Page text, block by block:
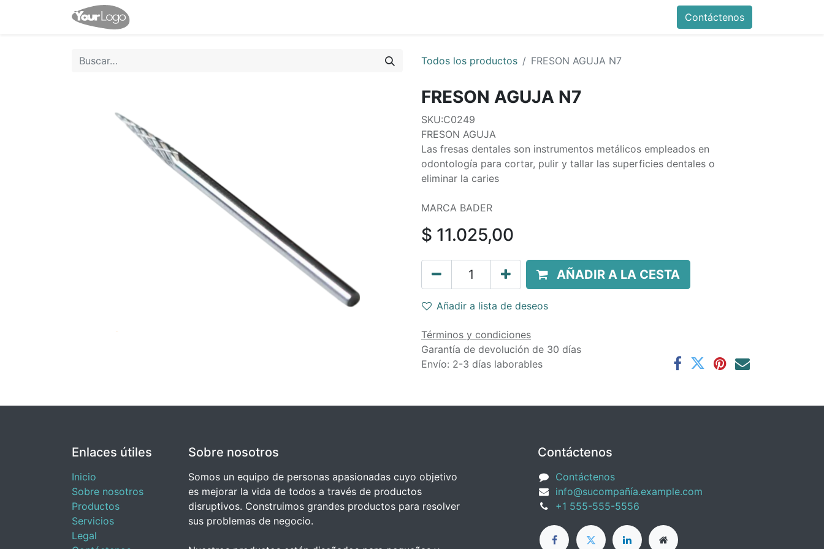
Contáctenos
Todos los productos FRESON AGUJA N7
FRESON AGUJA N7
SKU:C0249
FRESON AGUJA
Las fresas dentales son instrumentos metálicos empleados en
odontología para cortar, pulir y tallar las superficies dentales o
eliminar la caries
MARCA BADER
$ 11.025,00
AÑADIR A LA CESTA
Añadir a lista de deseos
Términos y condiciones
Garantía de devolución de 30 días
Envío: 2-3 días laborables
Enlaces útiles
Inicio
Sobre nosotros
Productos
Servicios
Legal
Sobre nosotros
Somos un equipo de personas apasionadas cuyo objetivo
es mejorar la vida de todos a través de productos
disruptivos. Construimos grandes productos para resolver
sus problemas de negocio.
Contáctenos
Contáctenos
info@sucompañía.example.com
+1 555-555-5556